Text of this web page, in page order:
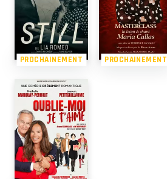
PROCHAINEMENT PROCHAINEMENT